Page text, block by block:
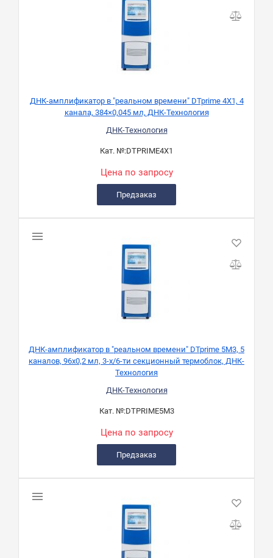
ДНК-амплификатор в "реальном времени" DTprime 4Х1, 4
канала, 384×0,045 мл, ДНК-Технология
ДНК-Технология
Кат. №:DTPRIME4X1
Цена по запросу
Предзаказ
ДНК-амплификатор в "реальном времени" DTprime 5М3, 5
каналов, 96х0,2 мл, 3-х/6-ти секционный термоблок, ДНК-
Технология
ДНК-Технология
Кат. №:DTPRIME5M3
Цена по запросу
Предзаказ